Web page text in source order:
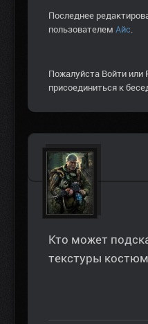
Последнее
пользователем Aйс
Пожалуйста Войти или
присоединиться к
Кто может
текстуры